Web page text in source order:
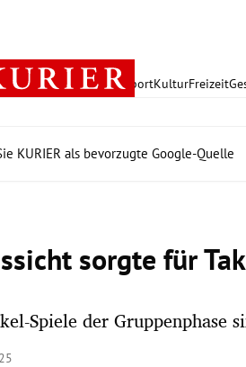
PolitikWirtschaft SportKulturFreizeit
KURIER als bevorzugte Google-Quelle
sorgte für
Spiele der Gruppenphase